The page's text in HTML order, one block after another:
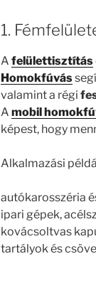
1.
A felülettisztítás
Homokfúvás
valamint a régi
A mobil
képest, hogy
Alkalmazási
autókarosszéria
ipari gépek,
kovácsoltvas
tartályok és